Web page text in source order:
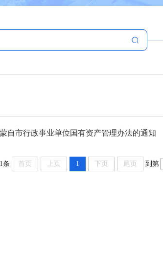
自市行政事业单位国有资产管理办法的通知
条 首页 上页 1 下页 尾页 到第